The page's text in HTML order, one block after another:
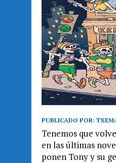
PUBLICADO POR:
Tenemos que
en las últimas
ponen Tony y su